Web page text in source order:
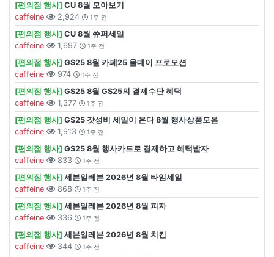
[편의점 행사] CU 8월 모아보기
caffeine
2,924 1주 전
[편의점 행사] CU 8월 쓔퍼세일
caffeine
1,697 1주 전
[편의점 행사] GS25 8월 카페25 올데이 프로모션
caffeine
974 1주 전
[편의점 행사] GS25 8월 GS25의 결제수단 혜택
caffeine
1,377 1주 전
[편의점 행사] GS25 갓성비 세일이 온다 8월 행사상품모음
caffeine
1,913 1주 전
[편의점 행사] GS25 8월 행사카드로 결제하고 혜택받자
caffeine
833 1주 전
[편의점 행사] 세븐일레븐 2026년 8월 타임세일
caffeine
868 1주 전
[편의점 행사] 세븐일레븐 2026년 8월 피자
caffeine
336 1주 전
[편의점 행사] 세븐일레븐 2026년 8월 치킨
caffeine
344 1주 전